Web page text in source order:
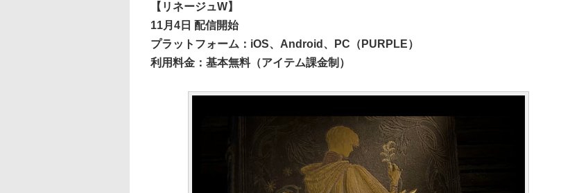
【リネージュW】
11月4日 配信開始
プラットフォーム：iOS、Android、PC（PURPLE）
利用料金：基本無料（アイテム課金制）